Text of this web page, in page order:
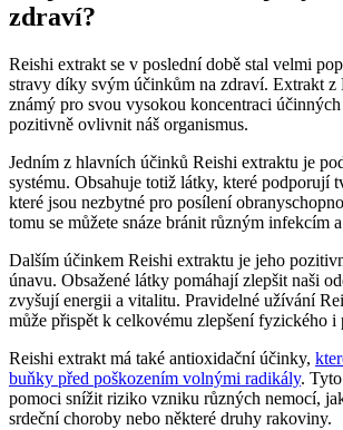
zdraví?
Reishi extrakt se v poslední době stal velmi
stravy díky svým účinkům na zdraví. Extrakt z
známý pro svou vysokou koncentraci
pozitivně ovlivnit náš organismus.
Jedním z hlavních účinků Reishi extraktu je
systému. Obsahuje totiž látky, které podporují
které jsou nezbytné pro posílení
tomu se můžete snáze bránit různým infekcím
Dalším účinkem Reishi extraktu je jeho
únavu. Obsažené látky pomáhají zlepšit naši
zvyšují energii a vitalitu. Pravidelné užívání
může přispět k celkovému zlepšení fyzického i
Reishi extrakt má také antioxidační účinky,
buňky před poškozením volnými radikály.
pomoci snížit riziko vzniku různých nemocí,
srdeční choroby nebo některé druhy rakoviny.